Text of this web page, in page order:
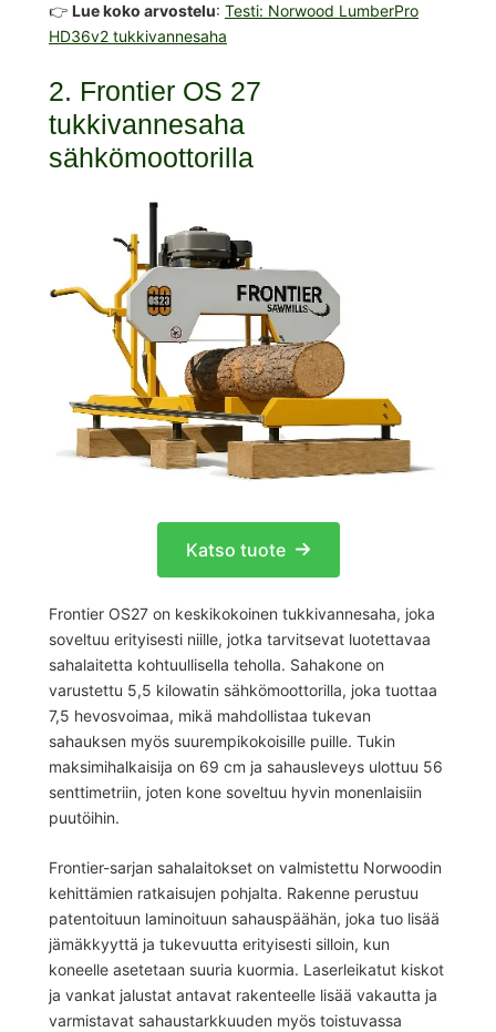
👉 Lue koko arvostelu: Testi: Norwood LumberPro
HD36v2 tukkivannesaha
2. Frontier OS 27
tukkivannesaha
sähkömoottorilla
Katso tuote
Frontier OS27 on keskikokoinen tukkivannesaha, joka
soveltuu erityisesti niille, jotka tarvitsevat luotettavaa
sahalaitetta kohtuullisella teholla. Sahakone on
varustettu 5,5 kilowatin sähkömoottorilla, joka tuottaa
7,5 hevosvoimaa, mikä mahdollistaa tukevan
sahauksen myös suurempikokoisille puille. Tukin
maksimihalkaisija on 69 cm ja sahausleveys ulottuu 56
senttimetriin, joten kone soveltuu hyvin monenlaisiin
puutöihin.
Frontier-sarjan sahalaitokset on valmistettu Norwoodin
kehittämien ratkaisujen pohjalta. Rakenne perustuu
patentoituun laminoituun sahauspäähän, joka tuo lisää
jämäkkyyttä ja tukevuutta erityisesti silloin, kun
koneelle asetetaan suuria kuormia. Laserleikatut kiskot
ja vankat jalustat antavat rakenteelle lisää vakautta ja
varmistavat sahaustarkkuuden myös toistuvassa